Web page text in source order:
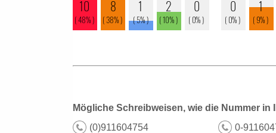
Mögliche Schreibweisen, wie die Nummer in
(0)911604754
0-